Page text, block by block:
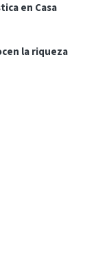
en Casa
la riqueza